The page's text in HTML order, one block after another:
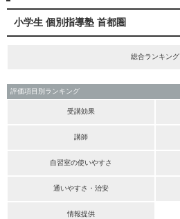
小学生 個別指導塾 首都圏
総合ランキング
評価項目別ランキング
受講効果
講師
自習室の使いやすさ
通いやすさ・治安
情報提供